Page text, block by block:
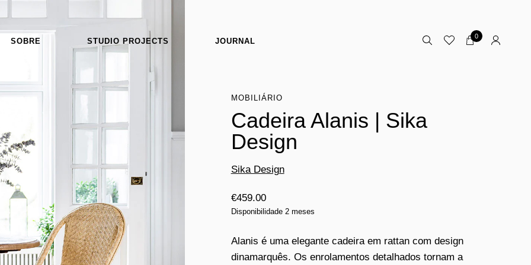
SOBRE STUDIO PROJECTS JOURNAL
0
MOBILIÁRIO
Cadeira Alanis | Sika
Design
Sika Design
€459.00
Disponibilidade 2 meses
Alanis é uma elegante cadeira em rattan com design
dinamarquês. Os enrolamentos detalhados tornam a